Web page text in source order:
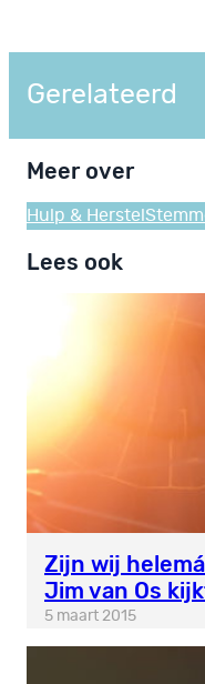
Gerelateerd
Meer over
Hulp & Herstel
Lees ook
Zijn wij
Jim van Os
5 maart 2015